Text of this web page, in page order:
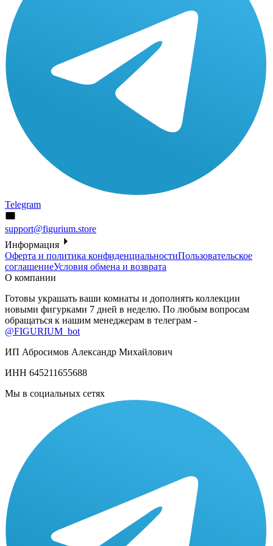
Telegram
support@figurium.store
Информация
Оферта и политика конфиденциальностиПользовательское
соглашениеУсловия обмена и возврата
О компании
Готовы украшать ваши комнаты и дополнять коллекции
новыми фигурками 7 дней в неделю. По любым вопросам
обращаться к нашим менеджерам в телеграм -
@FIGURIUM_bot
ИП Абросимов Александр Михайлович
ИНН 645211655688
Мы в социальных сетях